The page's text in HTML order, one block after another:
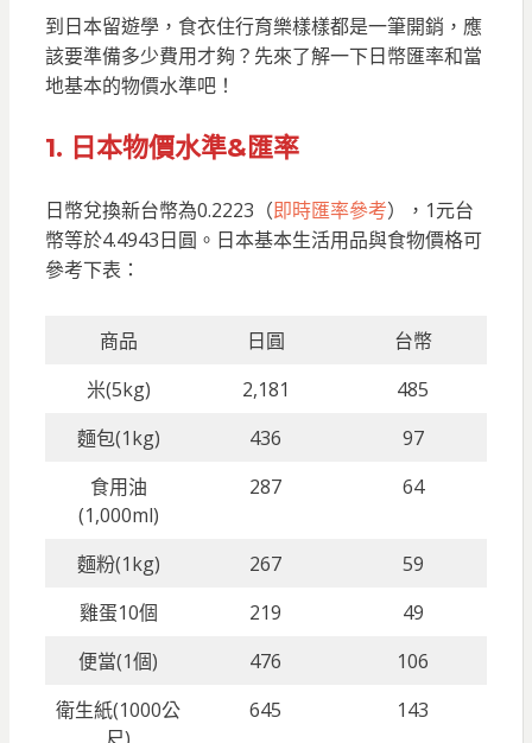
到日本留遊學，食衣住行育樂樣樣都是一筆開銷，應
該要準備多少費用才夠？先來了解一下日幣匯率和當
地基本的物價水準吧！
1. 日本物價水準&匯率
日幣兌換新台幣為0.2223（即時匯率參考），1元台
幣等於4.4943日圓。日本基本生活用品與食物價格可
參考下表：
商品 日圓
台幣
米(5kg)
2,181
485
麵包(1kg)
436
97
食用油
(1,000ml)
287 64
麵粉(1kg) 267
59
雞蛋10個
219
49
便當(1個)
476
106
衛生紙(1000公
645 143